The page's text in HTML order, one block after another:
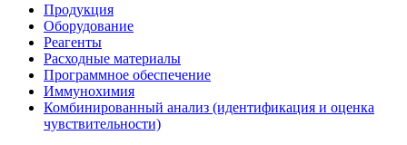
Продукция
Оборудование
Реагенты
Расходные материалы
Программное обеспечение
Иммунохимия
Комбинированный анализ (идентификация и оценка
чувствительности)